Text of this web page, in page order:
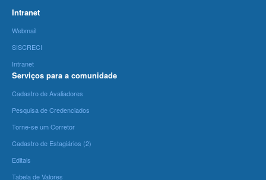
Intranet
Webmail
SISCRECI
Intranet
Serviços para a comunidade
Cadastro de Avaliadores
Pesquisa de Credenciados
Torne-se um Corretor
Cadastro de Estagiários (2)
Editais
Tabela de Valores